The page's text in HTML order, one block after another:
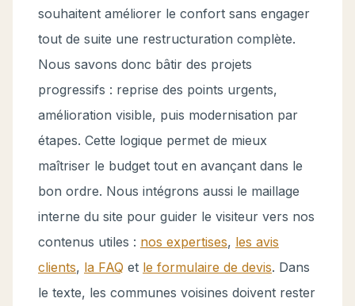
souhaitent améliorer le confort sans engager
tout de suite une restructuration complète.
Nous savons donc bâtir des projets
progressifs : reprise des points urgents,
amélioration visible, puis modernisation par
étapes. Cette logique permet de mieux
maîtriser le budget tout en avançant dans le
bon ordre. Nous intégrons aussi le maillage
interne du site pour guider le visiteur vers nos
contenus utiles : nos expertises, les avis
clients, la FAQ et le formulaire de devis. Dans
le texte, les communes voisines doivent rester